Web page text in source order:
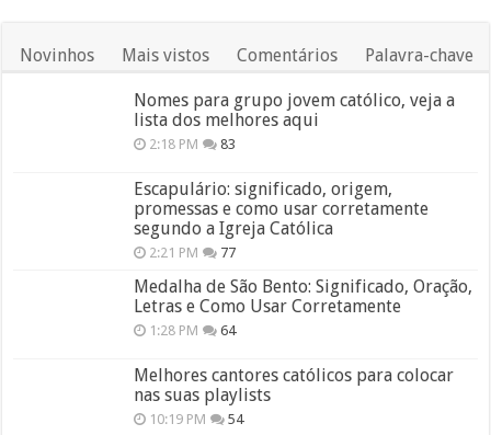
Novinhos Mais vistos Comentários Palavra-chave
Nomes para grupo jovem católico, veja a
lista dos melhores aqui
2:18 PM 83
Escapulário: significado, origem,
promessas e como usar corretamente
segundo a Igreja Católica
2:21 PM 77
Medalha de São Bento: Significado, Oração,
Letras e Como Usar Corretamente
1:28 PM 64
Melhores cantores católicos para colocar
nas suas playlists
10:19 PM 54